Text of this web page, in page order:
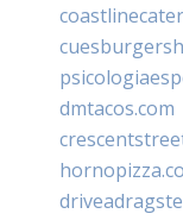
dmtacos.com